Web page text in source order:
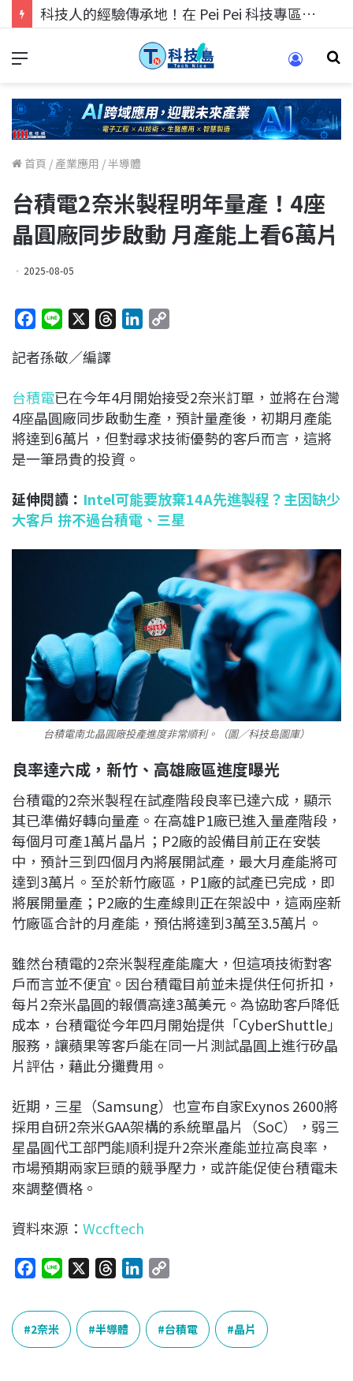
科技人的經驗傳承地！在 Pei Pei 科技專區，與學弟妹交流最硬核的技術
首頁 / 產業應用 /半導體
台積電2奈米製程明年量產！4座
晶圓廠同步啟動 月產能上看6萬片
2025-08-05
c
b
o
o
k
n
a
d
s
e
d
I
L
i
n
記者孫敬／編譯
台積電已在今年4月開始接受2奈米訂單，並將在台灣
4座晶圓廠同步啟動生產，預計量產後，初期月產能
將達到6萬片，但對尋求技術優勢的客戶而言，這將
是一筆昂貴的投資。
延伸閱讀： Intel可能要放棄14A先進製程？主因缺少
大客戶 拚不過台積電、三星
台積電南北晶圓廠投產進度非常順利。（圖／科技島圖庫）
良率達六成，新竹、高雄廠區進度曝光
台積電的2奈米製程在試產階段良率已達六成，顯示
其已準備好轉向量產。在高雄P1廠已進入量產階段，
每個月可產1萬片晶片；P2廠的設備目前正在安裝
中，預計三到四個月內將展開試產，最大月產能將可
達到3萬片。至於新竹廠區，P1廠的試產已完成，即
將展開量產；P2廠的生產線則正在架設中，這兩座新
竹廠區合計的月產能，預估將達到3萬至3.5萬片。
雖然台積電的2奈米製程產能龐大，但這項技術對客
戶而言並不便宜。因台積電目前並未提供任何折扣，
每片2奈米晶圓的報價高達3萬美元。為協助客戶降低
成本，台積電從今年四月開始提供「CyberShuttle」
服務，讓蘋果等客戶能在同一片測試晶圓上進行矽晶
片評估，藉此分攤費用。
近期，三星（Samsung）也宣布自家Exynos 2600將
採用自研2奈米GAA架構的系統單晶片（SoC），弱三
星晶圓代工部門能順利提升2奈米產能並拉高良率，
市場預期兩家巨頭的競爭壓力，或許能促使台積電未
來調整價格。
資料來源： Wccftech
c
e
b
n
e
r
e
a
k
p
y
L
2奈米 半導體 台積電 晶片